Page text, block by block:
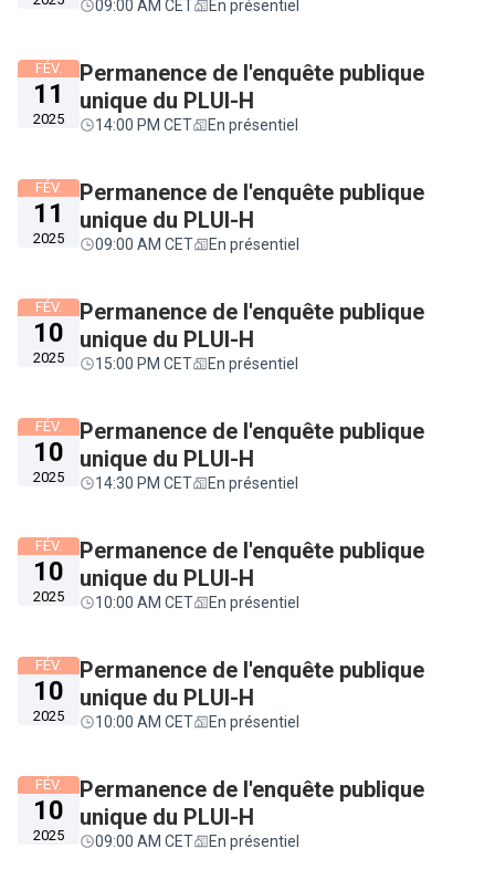
09:00 AM CET En présentiel
FÉV.
11
2025
Permanence de l'enquête publique
unique du PLUI-H
14:00 PM CET En présentiel
FÉV.
11
2025
Permanence de l'enquête publique
unique du PLUI-H
09:00 AM CET En présentiel
FÉV.
10
2025
Permanence de l'enquête publique
unique du PLUI-H
15:00 PM CET En présentiel
FÉV.
10
2025
Permanence de l'enquête publique
unique du PLUI-H
14:30 PM CET En présentiel
FÉV.
10
2025
Permanence de l'enquête publique
unique du PLUI-H
10:00 AM CET En présentiel
FÉV.
10
2025
Permanence de l'enquête publique
unique du PLUI-H
10:00 AM CET En présentiel
FÉV.
10
2025
Permanence de l'enquête publique
unique du PLUI-H
09:00 AM CET En présentiel